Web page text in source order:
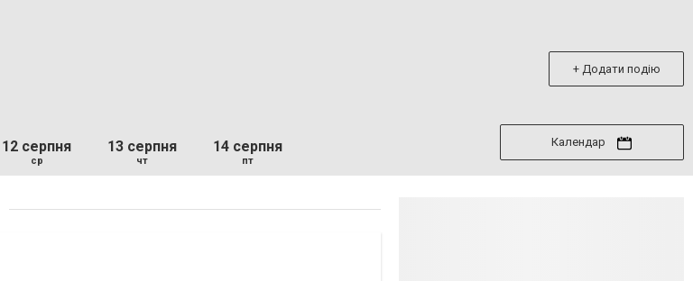
+ Додати подію
12 серпня
ср
13 серпня
чт
14 серпня
пт
Календар